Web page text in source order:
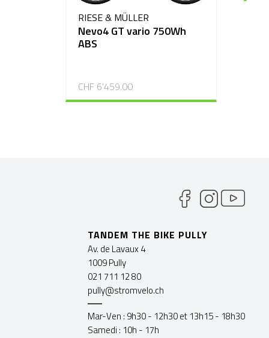
RIESE & MÜLLER
Nevo4 GT vario 750Wh
ABS
CHF 6'459.00
TANDEM THE BIKE PULLY
Av. de Lavaux 4
1009 Pully
021 711 12 80
pully@stromvelo.ch
Mar-Ven : 9h30 - 12h30 et 13h15 - 18h30
Samedi : 10h - 17h